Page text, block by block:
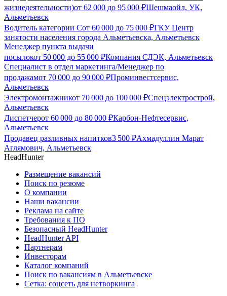
жизнедеятельности)от 62 000 до 95 000 ₽Шешмаойл, УК,
Альметьевск
Водитель категории Сот 60 000 до 75 000 ₽ГКУ Центр
занятости населения города Альметьевска, Альметьевск
Менеджер пункта выдачи
посылокот 50 000 до 55 000 ₽Компания СДЭК, Альметьевск
Специалист в отдел маркетинга/Менеджер по
продажамот 70 000 до 90 000 ₽Проминвестсервис,
Альметьевск
Электромонтажникот 70 000 до 100 000 ₽Спецэлектрострой,
Альметьевск
Диспетчерот 60 000 до 80 000 ₽Карбон-Нефтесервис,
Альметьевск
Продавец разливных напитков3 500 ₽Ахмадуллин Марат
Аглямович, Альметьевск
HeadHunter
Размещение вакансий
Поиск по резюме
О компании
Наши вакансии
Реклама на сайте
Требования к ПО
Безопасный HeadHunter
HeadHunter API
Партнерам
Инвесторам
Каталог компаний
Поиск по вакансиям в Альметьевске
Сетка: соцсеть для нетворкинга